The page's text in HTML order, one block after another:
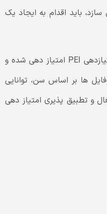
سازد، باید اقدام به ایجاد یک
پروفایل شما نسبت به سیستم امتیازدهی PEI امتیاز دهی شده و
ها بر اساس سن، توانایی
و تطبیق پذیری امتیاز دهی